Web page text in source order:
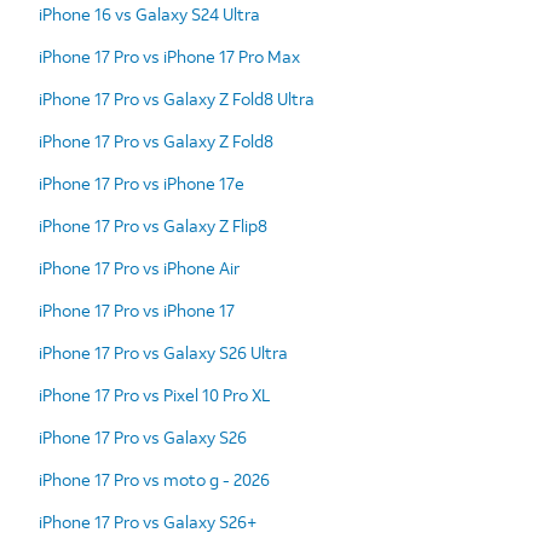
iPhone 16 vs Galaxy S24 Ultra
iPhone 17 Pro vs iPhone 17 Pro Max
iPhone 17 Pro vs Galaxy Z Fold8 Ultra
iPhone 17 Pro vs Galaxy Z Fold8
iPhone 17 Pro vs iPhone 17e
iPhone 17 Pro vs Galaxy Z Flip8
iPhone 17 Pro vs iPhone Air
iPhone 17 Pro vs iPhone 17
iPhone 17 Pro vs Galaxy S26 Ultra
iPhone 17 Pro vs Pixel 10 Pro XL
iPhone 17 Pro vs Galaxy S26
iPhone 17 Pro vs moto g - 2026
iPhone 17 Pro vs Galaxy S26+